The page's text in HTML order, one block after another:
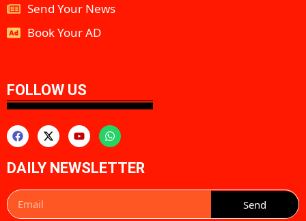
Send Your News
Book Your AD
FOLLOW US
DAILY NEWSLETTER
Send